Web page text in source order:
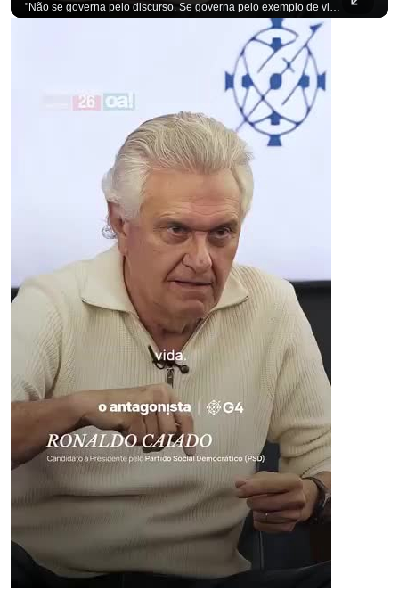
"Não se governa pelo discurso. Se governa pelo exemplo de vida", alfineta Ronaldo Caiado, respondendo a empresários na primeira Sabatina Presidencial com a pauta definida por quem constrói o país. Se você busca informação com credibilidade, inscreva-se agora e ative o